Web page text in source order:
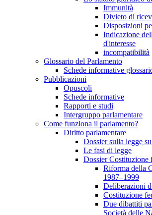
Immunità
Divieto di
Disposizioni
Indicazione
d'interesse
incompatibilità
Glossario del Parlamento
Schede informative
Pubblicazioni
Opuscoli
Schede informative
Rapporti e studi
Intergruppo parlamentare
Come funziona il parlamento?
Diritto parlamentare
Dossier sulla legge
Le fasi di legge
Dossier Costituzione
Riforma della
1987–1999
Deliberazioni
Costituzione
Due dibattiti
Società delle